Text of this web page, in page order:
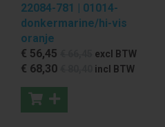
22084-781 | 01014-
donkermarine/hi-vis
oranje
€ 56,45 excl BTW
€ 68,30 incl BTW